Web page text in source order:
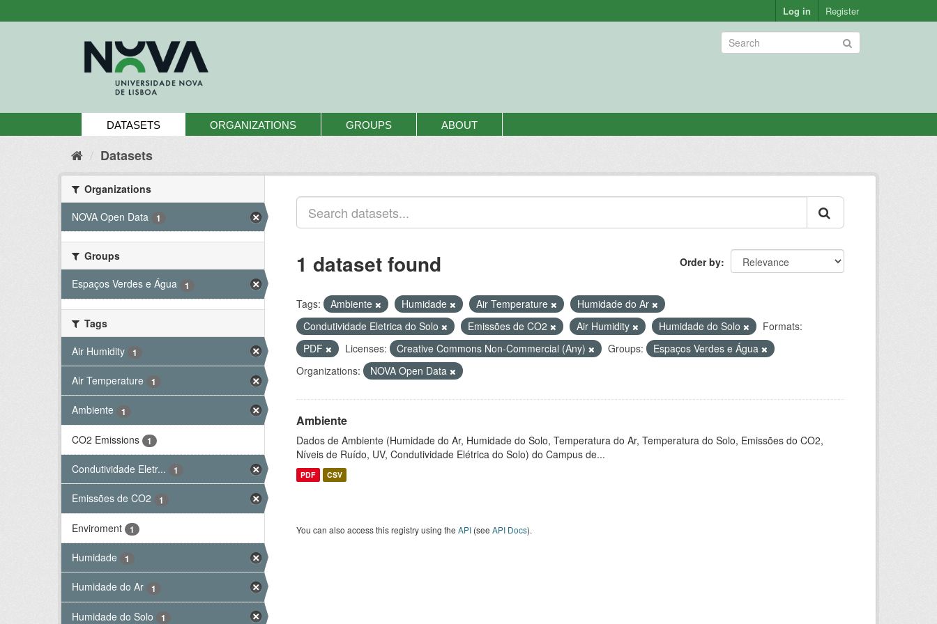
to
Log in Register
DATASETS ORGANIZATIONS GROUPS ABOUT
Datasets
Organizations
NOVA Open Data
1
Groups
Espaços Verdes e Água
1
Tags
Air Humidity
1
Air Temperature 1
Ambiente 1
CO2 Emissions 1
Condutividade Eletr... 1
Emissões de CO2 1
Enviroment 1
Humidade 1
Humidade do Ar 1
Humidade do Solo 1
Order by
1 dataset found
Tags: Ambiente Humidade Air Temperature
Humidade do Ar
Condutividade Eletrica do Solo
Emissões de CO2 Air Humidity Humidade do Solo
Formats:
PDF
Licenses: Creative Commons Non-Commercial (Any) Groups:
Espaços Verdes e Água
Organizations:
NOVA Open Data
Ambiente
Dados de Ambiente (Humidade do Ar, Humidade do Solo, Temperatura do Ar, Temperatura do Solo, Emissões do CO2,
Níveis de Ruído, UV, Condutividade Elétrica do Solo) do Campus de...
PDF CSV
You can also access this registry using the API (see API Docs).